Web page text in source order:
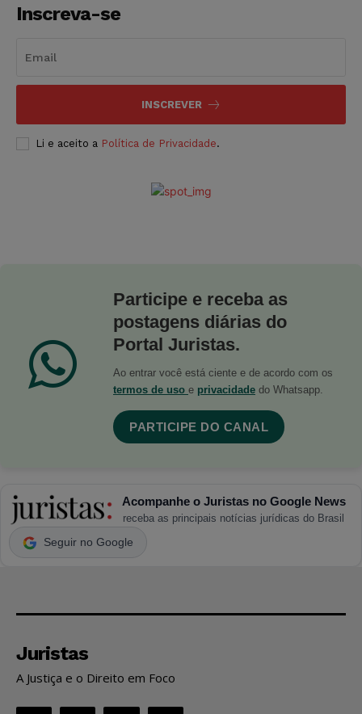
Inscreva-se
INSCREVER
Li e aceito a Política de Privacidade.
Participe e receba as
postagens diárias do
Portal Juristas.
Ao entrar você está ciente e de acordo com os
termos de uso e privacidade do Whatsapp.
PARTICIPE DO CANAL
Acompanhe o Juristas no Google News
receba as principais notícias jurídicas do Brasil
Seguir no Google
Juristas
A Justiça e o Direito em Foco